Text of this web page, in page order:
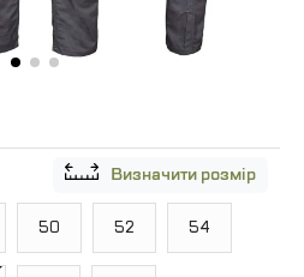
Визначити розмір
50 52 54